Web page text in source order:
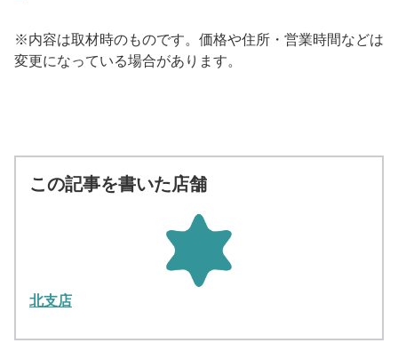
※内容は取材時のものです。価格や住所・営業時間などは
変更になっている場合があります。
この記事を書いた店舗
北支店